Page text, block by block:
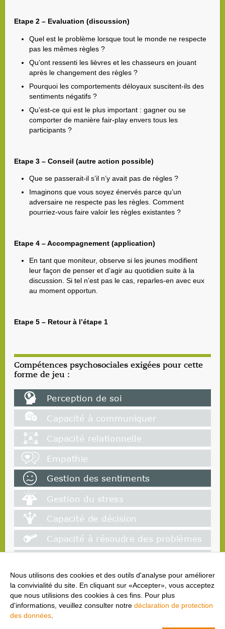
Etape 2 – Evaluation (discussion)
Quel est le problème lorsque tout le monde ne respecte
pas les mêmes règles ?
Qu’ont ressenti les lièvres et les chasseurs en jouant
après le changement des règles ?
Pourquoi les comportements déloyaux suscitent-ils des
sentiments négatifs ?
Qu’est-ce qui est le plus important : gagner ou se
comporter de manière fair-play envers tous les
participants ?
Etape 3 – Conseil (autre action possible)
Que se passerait-il s’il n’y avait pas de règles ?
Imaginons que vous soyez énervés parce qu’un
adversaire ne respecte pas les règles. Comment
pourriez-vous faire valoir les règles existantes ?
Etape 4 – Accompagnement (application)
En tant que moniteur, observe si les jeunes modifient
leur façon de penser et d’agir au quotidien suite à la
discussion. Si tel n’est pas le cas, reparles-en avec eux
au moment opportun.
Etape 5 – Retour à l’étape 1
Compétences psychosociales exigées pour cette
forme de jeu :
Nous utilisons des cookies et des outils d'analyse pour améliorer
la convivialité du site. En cliquant sur «Accepter», vous acceptez
que nous utilisions des cookies à ces fins. Pour plus
d'informations, veuillez consulter notre déclaration de protection
des données